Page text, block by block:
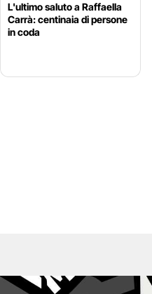
L'ultimo saluto a Raffaella
Carrà: centinaia di persone
in coda